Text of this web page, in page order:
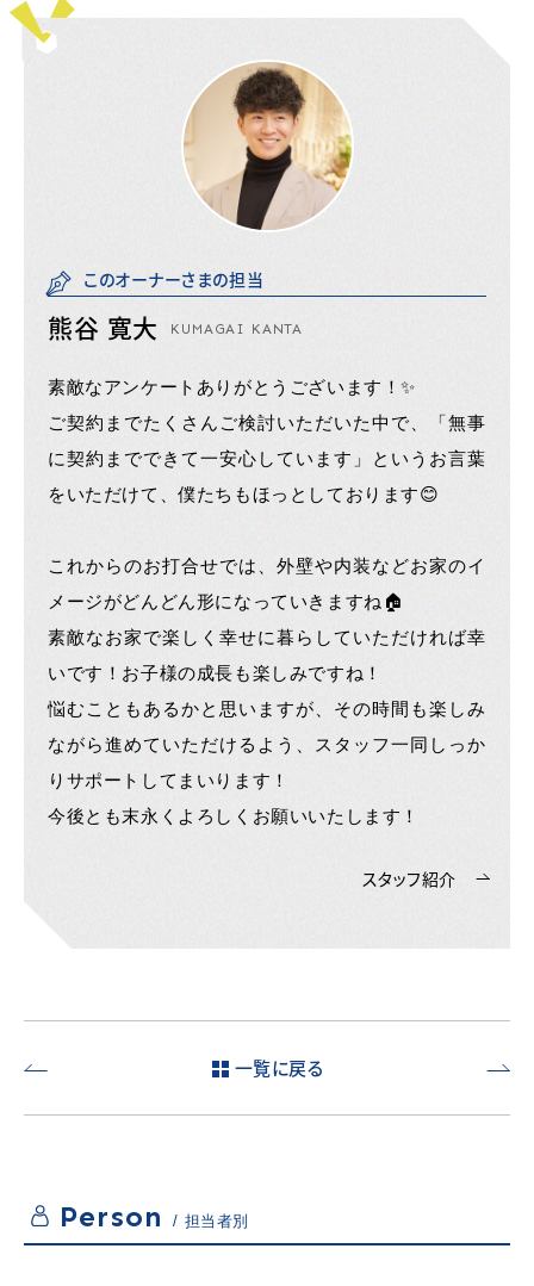
このオーナーさまの担当
熊谷 寛大 KUMAGAI KANTA
素敵なアンケートありがとうございます！✨
ご契約までたくさんご検討いただいた中で、「無事
に契約までできて一安心しています」というお言葉
をいただけて、僕たちもほっとしております😊
これからのお打合せでは、外壁や内装などお家のイ
メージがどんどん形になっていきますね🏠
素敵なお家で楽しく幸せに暮らしていただければ幸
いです！お子様の成長も楽しみですね！
悩むこともあるかと思いますが、その時間も楽しみ
ながら進めていただけるよう、スタッフ一同しっか
りサポートしてまいります！
今後とも末永くよろしくお願いいたします！
スタッフ紹介
てとて
一覧に戻る
Person 担当者別